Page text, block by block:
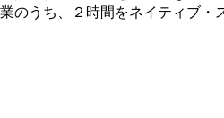
のうち、２時間をネイティブ